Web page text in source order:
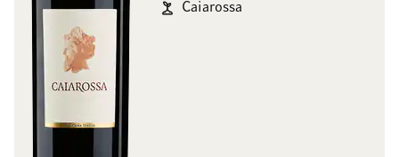
Caiarossa